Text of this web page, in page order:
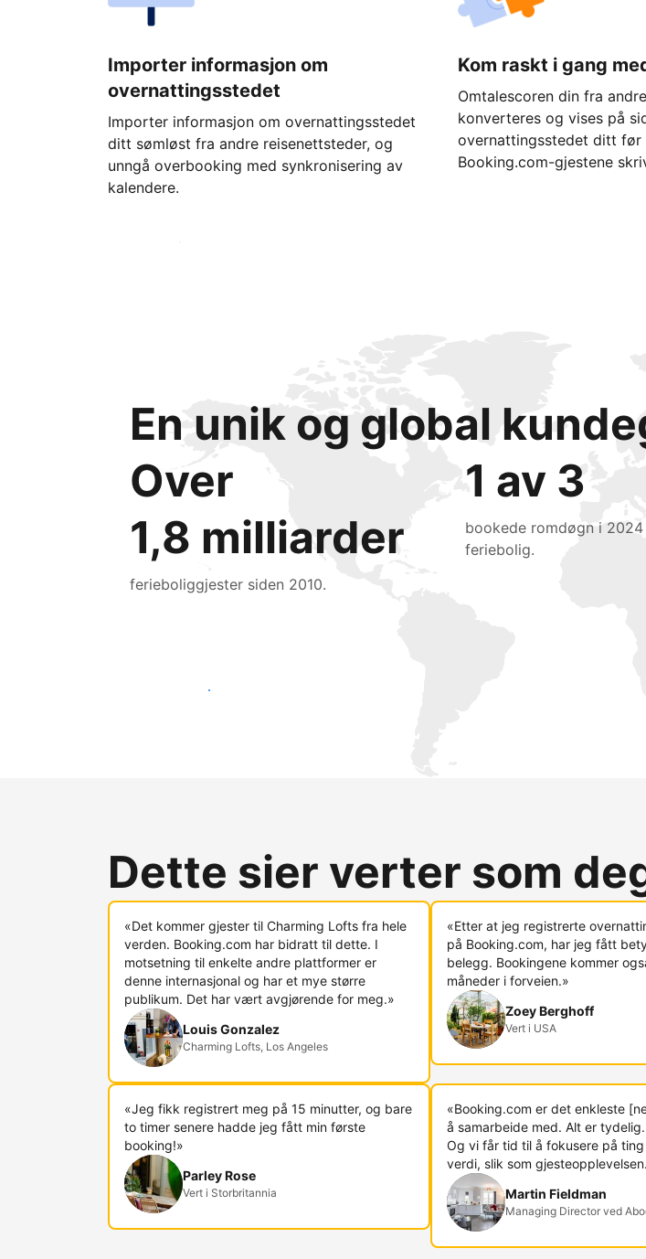
Importer informasjon om
overnattingsstedet
Importer informasjon om overnattingsstedet
ditt sømløst fra andre reisenettsteder, og
unngå overbooking med synkronisering av
kalendere.
Kom raskt i gang
Omtalescoren din fra
konverteres og vises på
overnattingsstedet ditt før
Booking.com-gjestene
Kom i gang i dag
En unik og global
Over
1,8 milliarder
ferieboliggjester siden 2010.
1 av 3
bookede romdøgn i 2024
feriebolig.
Nå ut til nye gjester i dag
Dette sier verter som
«Det kommer gjester til Charming Lofts fra hele
verden. Booking.com har bidratt til dette. I
motsetning til enkelte andre plattformer er
denne internasjonal og har et mye større
publikum. Det har vært avgjørende for meg.»
Louis Gonzalez
Charming Lofts, Los Angeles
«Etter at jeg registrerte
på Booking.com, har jeg fått
belegg. Bookingene kommer
måneder i forveien.»
Zoey Berghoff
Vert i USA
«Jeg fikk registrert meg på 15 minutter, og bare
to timer senere hadde jeg fått min første
booking!»
Parley Rose
Vert i Storbritannia
«Booking.com er det enkleste
å samarbeide med. Alt er
Og vi får tid til å fokusere på
verdi, slik som
Martin Fieldman
Managing Director ved